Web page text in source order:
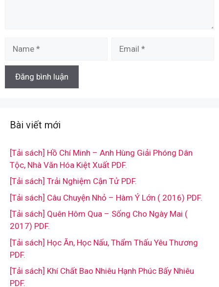
Bài viết mới
[Tải sách] Hồ Chí Minh – Anh Hùng Giải Phóng Dân
Tộc, Nhà Văn Hóa Kiệt Xuất PDF.
[Tải sách] Trải Nghiệm Cận Tử PDF.
[Tải sách] Câu Chuyện Nhỏ – Hàm Ý Lớn ( 2016) PDF.
[Tải sách] Quên Hôm Qua – Sống Cho Ngày Mai (
2017) PDF.
[Tải sách] Học Ăn, Học Nấu, Thẩm Thấu Yêu Thương
PDF.
[Tải sách] Khí Chất Bao Nhiêu Hạnh Phúc Bấy Nhiêu
PDF.